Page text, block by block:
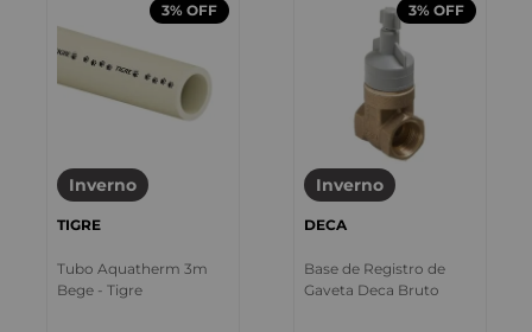
3% OFF
Inverno
TIGRE
Tubo Aquatherm 3m
Bege - Tigre
3% OFF
Inverno
DECA
Base de Registro de
Gaveta Deca Bruto